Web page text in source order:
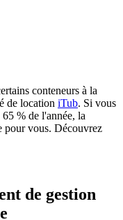
conteneurs à la
de location iTub. Si vous
% de l'année, la
pour vous. Découvrez
de gestion